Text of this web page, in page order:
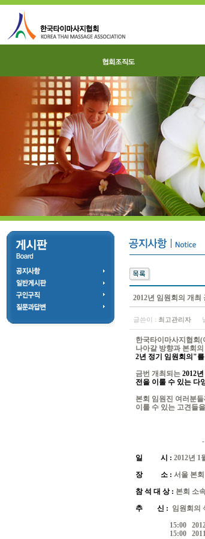
2012년 임원회의 개최
글쓴이 : 최고관리자
한국타이마사지협회(
나아갈 방향과 본회
2년 정기 임원회의"를
금번 개최되는 2012
전을 이룰 수 있는 다
본회 임원진 여러분
이룰 수 있는 고견들
- 아
일 시 : 2012년 1
장 소 : 서울 본
참 석 대 상 : 본회 소
추 신 : 임원회의
15:00 2012년
15:00 2011년